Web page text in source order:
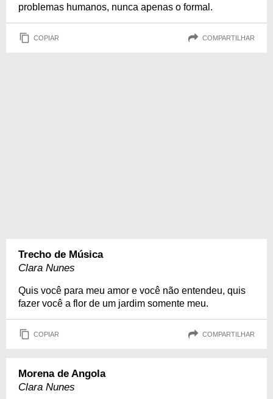
problemas humanos, nunca apenas o formal.
COPIAR COMPARTILHAR
Trecho de Música
Clara Nunes
Quis você para meu amor e você não entendeu, quis
fazer você a flor de um jardim somente meu.
COPIAR COMPARTILHAR
Morena de Angola
Clara Nunes